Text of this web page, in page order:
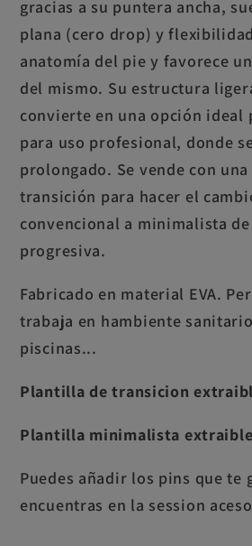
gracias a su puntera ancha,
plana (cero drop) y
anatomía del pie y favorece
del mismo. Su estructura
convierte en una opción ideal
para uso profesional, donde
prolongado. Se vende con
transición para hacer el
convencional a minimalista
progresiva.
Fabricado en material EVA.
trabaja en hambiente
piscinas...
Plantilla de transicion
Plantilla minimalista
Puedes añadir los pins que te
encuentras en la session